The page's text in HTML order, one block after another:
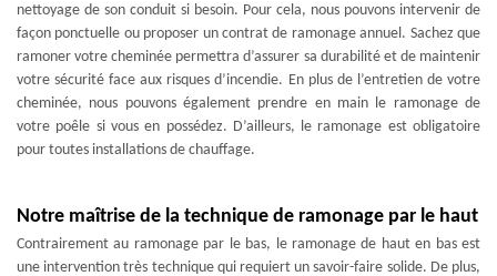
nettoyage de son conduit si besoin. Pour cela, nous pouvons intervenir de
façon ponctuelle ou proposer un contrat de ramonage annuel. Sachez que
ramoner votre cheminée permettra d’assurer sa durabilité et de maintenir
votre sécurité face aux risques d’incendie. En plus de l’entretien de votre
cheminée, nous pouvons également prendre en main le ramonage de
votre poêle si vous en possédez. D’ailleurs, le ramonage est obligatoire
pour toutes installations de chauffage.
Notre maîtrise de la technique de ramonage par le haut
Contrairement au ramonage par le bas, le ramonage de haut en bas est
une intervention très technique qui requiert un savoir-faire solide. De plus,